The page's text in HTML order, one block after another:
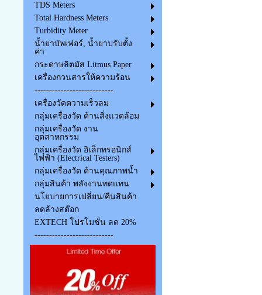
TDS Meters
Total Hardness Meters
Turbidity Meter
น้ำยาบัพเฟอร์, น้ำยาปรับตั้ง
ค่า
กระดาษลิตมัส Litmus Paper
เครื่องกวนสารให้ความร้อน
---------------------------
เครื่องวัดความเร็วลม
กลุ่มเครื่องวัด ด้านสิ่งแวดล้อม
กลุ่มเครื่องวัด งาน
อุตสาหกรรม
กลุ่มเครื่องวัด อิเล็กทรอนิกส์
ไฟฟ้า (Electrical Testers)
กลุ่มเครื่องวัด ด้านคุณภาพน้ำ
กลุ่มสินค้า พลังงานทดแทน
นโยบายการเปลี่ยน/คืนสินค้า
ลดล้างสต๊อก
EXTECH โปรโมชั่น ลด 20%
---------------------------